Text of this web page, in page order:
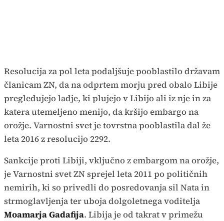
Resolucija za pol leta podaljšuje pooblastilo državam
članicam ZN, da na odprtem morju pred obalo Libije
pregledujejo ladje, ki plujejo v Libijo ali iz nje in za
katera utemeljeno menijo, da kršijo embargo na
orožje. Varnostni svet je tovrstna pooblastila dal že
leta 2016 z resolucijo 2292.
Sankcije proti Libiji, vključno z embargom na orožje,
je Varnostni svet ZN sprejel leta 2011 po političnih
nemirih, ki so privedli do posredovanja sil Nata in
strmoglavljenja ter uboja dolgoletnega voditelja
Moamarja Gadafija. Libija je od takrat v primežu